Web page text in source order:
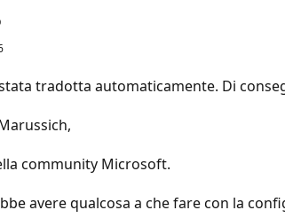
tradotta automaticamente. Di
community Microsoft.
avere qualcosa a che fare con la